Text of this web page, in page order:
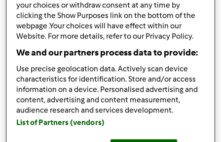
Un cordiale saluto ed un augurio di buona giornata a tutti
Team Bimby
Giusto x ripassare
Riquotiamo e ripassiamo. Sembra di essere a scuola. Non
your choices or withdraw consent at any time by
clicking the Show Purposes link on the bottom of the
webpage .Your choices will have effect within our
Website. For more details, refer to our Privacy Policy.
We and our partners process data to provide:
Use precise geolocation data. Actively scan device
characteristics for identification. Store and/or access
information on a device. Personalised advertising and
content, advertising and content measurement,
audience research and services development.
List of Partners (vendors)